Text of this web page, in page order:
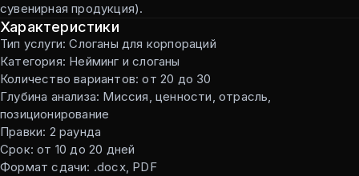
сувенирная продукция).
Характеристики
Тип услуги: Слоганы для корпораций
Категория: Нейминг и слоганы
Количество вариантов: от 20 до 30
Глубина анализа: Миссия, ценности, отрасль,
позиционирование
Правки: 2 раунда
Срок: от 10 до 20 дней
Формат сдачи: .docx, PDF